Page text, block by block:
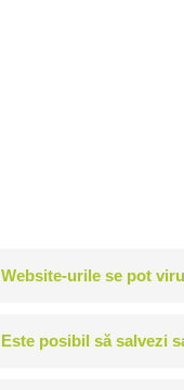
Website-urile se pot
Este posibil să salvezi